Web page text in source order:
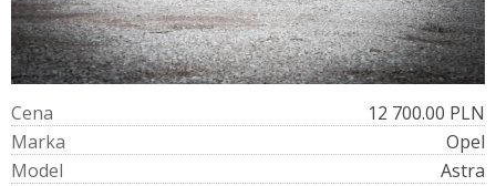
Cena
12 700.00 PLN
Marka
Opel
Model
Astra